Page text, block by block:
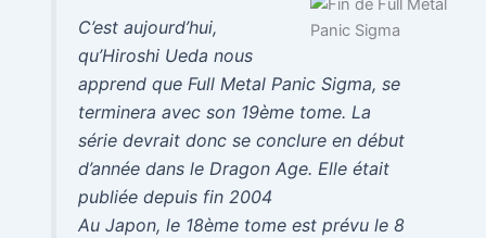
C’est aujourd’hui,
qu’Hiroshi Ueda nous
apprend que Full Metal Panic Sigma, se
terminera avec son 19ème tome. La
série devrait donc se conclure en début
d’année dans le Dragon Age. Elle était
publiée depuis fin 2004
Au Japon, le 18ème tome est prévu le 8